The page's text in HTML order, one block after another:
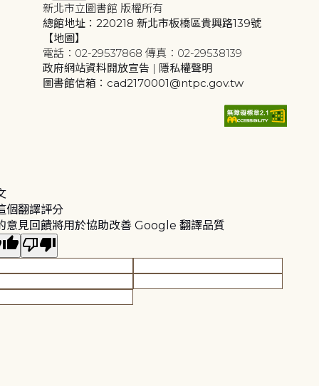
新北市立圖書館 版權所有
總館地址：220218 新北市板橋區貴興路139號
【地圖】
電話：02-29537868 傳真：02-29538139
政府網站資料開放宣告 | 隱私權聲明
圖書館信箱：cad2170001@ntpc.gov.tw
個翻譯評分
意見回饋將用於協助改善 Google 翻譯品質